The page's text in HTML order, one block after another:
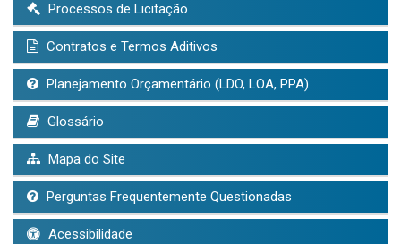
Processos de Licitação
Contratos e Termos Aditivos
Planejamento Orçamentário (LDO, LOA, PPA)
Glossário
Mapa do Site
Perguntas Frequentemente Questionadas
Acessibilidade